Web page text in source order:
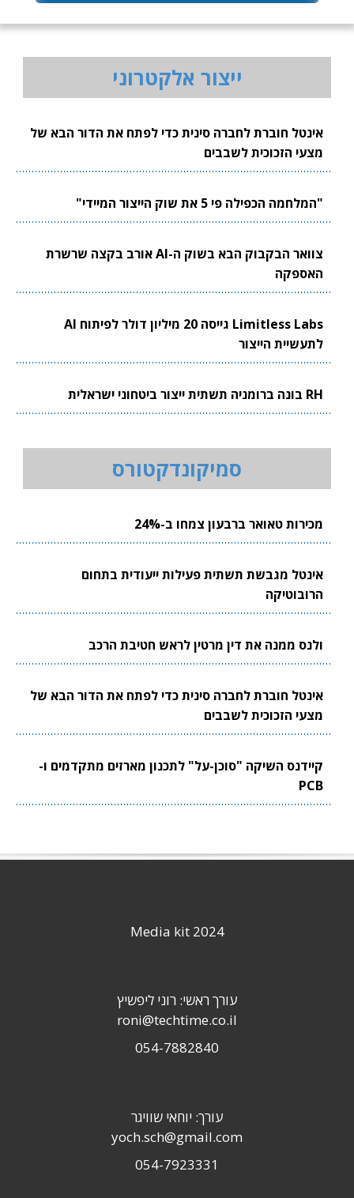
ייצור אלקטרוני
אינטל חוברת לחברה סינית כדי לפתח את הדור הבא של
מצעי הזכוכית לשבבים
"המלחמה הכפילה פי 5 את שוק הייצור המיידי"
צוואר הבקבוק הבא בשוק ה-AI אורב בקצה שרשרת
האספקה
Limitless Labs גייסה 20 מיליון דולר לפיתוח AI
לתעשיית הייצור
RH בונה ברומניה תשתית ייצור ביטחוני ישראלית
סמיקונדקטורס
מכירות טאואר ברבעון צמחו ב-24%
אינטל מגבשת תשתית פעילות ייעודית בתחום
הרובוטיקה
ולנס ממנה את דין מרטין לראש חטיבת הרכב
אינטל חוברת לחברה סינית כדי לפתח את הדור הבא של
מצעי הזכוכית לשבבים
קיידנס השיקה "סוכן-על" לתכנון מארזים מתקדמים ו-
PCB
Media kit 2024
עורך ראשי: רוני ליפשיץ
roni@techtime.co.il
054-7882840
עורך: יוחאי שוויגר
yoch.sch@gmail.com
054-7923331